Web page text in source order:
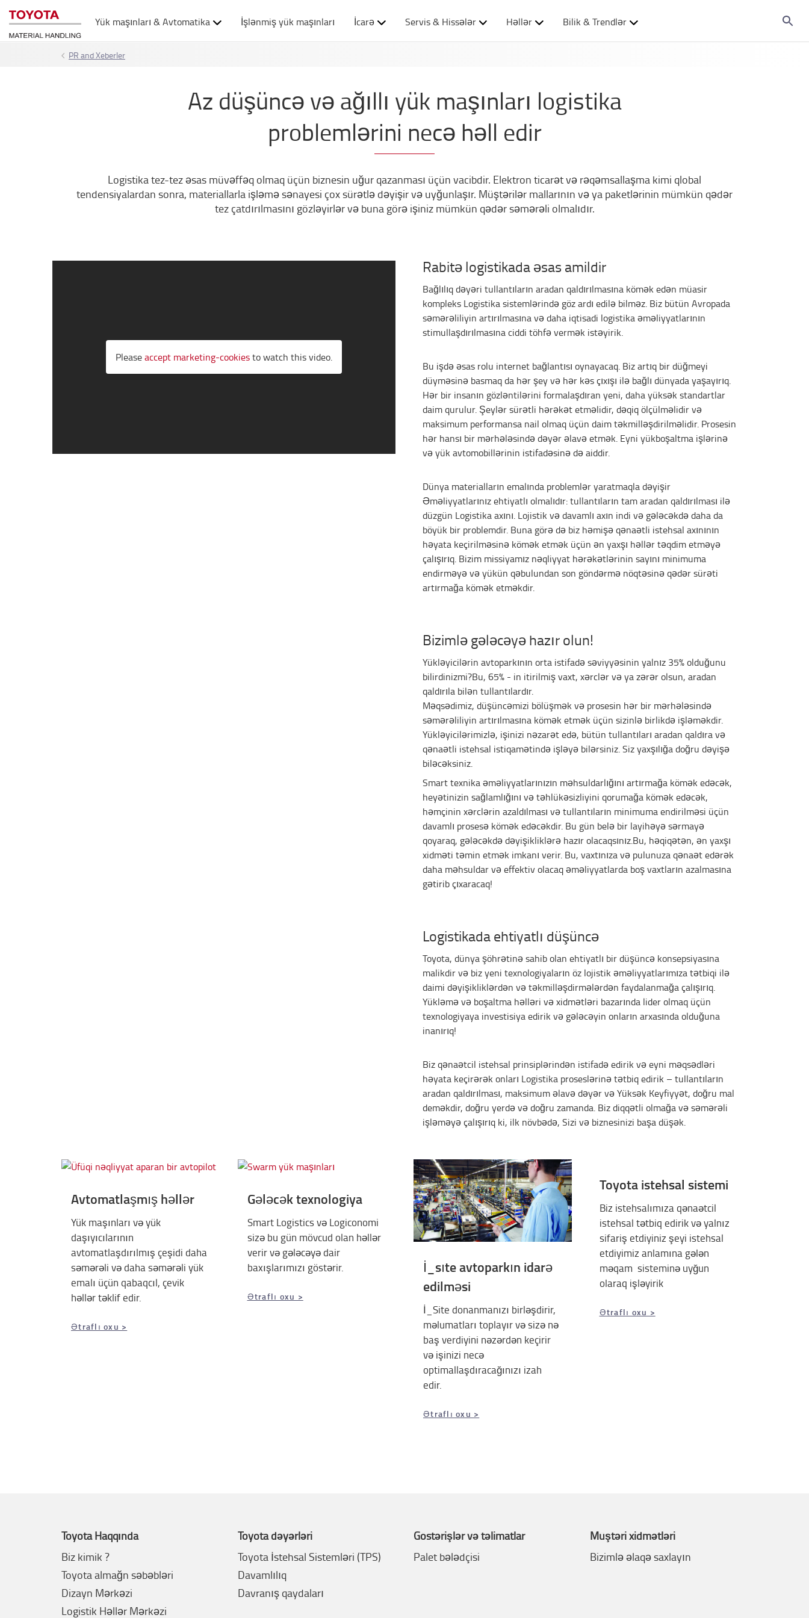
Yük maşınları & Avtomatika İşlənmiş yük maşınları İcarə Servis & Hissələr Həllər Bilik & Trendlər
PR and Xeberler
Az düşüncə və ağıllı yük maşınları logistika
problemlərini necə həll edir
Logistika tez-tez əsas müvəffəq olmaq üçün biznesin uğur qazanması üçün vacibdir. Elektron ticarət və rəqəmsallaşma kimi qlobal
tendensiyalardan sonra, materiallarla işləmə sənayesi çox sürətlə dəyişir və uyğunlaşır. Müştərilər mallarının və ya paketlərinin mümkün qədər
tez çatdırılmasını gözləyirlər və buna görə işiniz mümkün qədər səmərəli olmalıdır.
Pleaseaccept marketing-cookiesto watch this video.
Rabitə logistikada əsas amildir
Bağlılıq dəyəri tullantıların aradan qaldırılmasına kömək edən müasir
kompleks Logistika sistemlərində göz ardı edilə bilməz. Biz bütün Avropada
səmərəliliyin artırılmasına və daha iqtisadi logistika əməliyyatlarının
stimullaşdırılmasına ciddi töhfə vermək istəyirik.
Bu işdə əsas rolu internet bağlantısı oynayacaq. Biz artıq bir düğmeyi
düyməsinə basmaq da hər şey və hər kəs çıxışı ilə bağlı dünyada yaşayırıq.
Hər bir insanın gözləntilərini formalaşdıran yeni, daha yüksək standartlar
daim qurulur. Şeylər sürətli hərəkət etməlidir, dəqiq ölçülməlidir və
maksimum performansa nail olmaq üçün daim təkmilləşdirilməlidir. Prosesin
hər hansı bir mərhələsində dəyər əlavə etmək. Eyni yükboşaltma işlərinə
və yük avtomobillərinin istifadəsinə də aiddir.
Dünya materialların emalında problemlər yaratmaqla dəyişir
Əməliyyatlarınız ehtiyatlı olmalıdır: tullantıların tam aradan qaldırılması ilə
düzgün Logistika axını. Lojistik və davamlı axın indi və gələcəkdə daha da
böyük bir problemdir. Buna görə də biz həmişə qənaətli istehsal axınının
həyata keçirilməsinə kömək etmək üçün ən yaxşı həllər təqdim etməyə
çalışırıq. Bizim missiyamız nəqliyyat hərəkətlərinin sayını minimuma
endirməyə və yükün qəbulundan son göndərmə nöqtəsinə qədər sürəti
artırmağa kömək etməkdir.
Bizimlə gələcəyə hazır olun!
Yükləyicilərin avtoparkının orta istifadə səviyyəsinin yalnız 35% olduğunu
bilirdinizmi?Bu, 65% - in itirilmiş vaxt, xərclər və ya zərər olsun, aradan
qaldırıla bilən tullantılardır.
Məqsədimiz, düşüncəmizi bölüşmək və prosesin hər bir mərhələsində
səmərəliliyin artırılmasına kömək etmək üçün sizinlə birlikdə işləməkdir.
Yükləyicilərimizlə, işinizi nəzarət edə, bütün tullantıları aradan qaldıra və
qənaətli istehsal istiqamətində işləyə bilərsiniz. Siz yaxşılığa doğru dəyişə
biləcəksiniz.
Smart texnika əməliyyatlarınızın məhsuldarlığını artırmağa kömək edəcək,
heyətinizin sağlamlığını və təhlükəsizliyini qorumağa kömək edəcək,
həmçinin xərclərin azaldılması və tullantıların minimuma endirilməsi üçün
davamlı prosesə kömək edəcəkdir. Bu gün belə bir layihəyə sərmayə
qoyaraq, gələcəkdə dəyişikliklərə hazır olacaqsınız.Bu, həqiqətən, ən yaxşı
xidməti təmin etmək imkanı verir. Bu, vaxtınıza və pulunuza qənaət edərək
daha məhsuldar və effektiv olacaq əməliyyatlarda boş vaxtların azalmasına
gətirib çıxaracaq!
Logistikada ehtiyatlı düşüncə
Toyota, dünya şöhrətinə sahib olan ehtiyatlı bir düşüncə konsepsiyasına
malikdir və biz yeni texnologiyaların öz lojistik əməliyyatlarımıza tətbiqi ilə
daimi dəyişikliklərdən və təkmilləşdirmələrdən faydalanmağa çalışırıq.
Yükləmə və boşaltma həlləri və xidmətləri bazarında lider olmaq üçün
texnologiyaya investisiya edirik və gələcəyin onların arxasında olduğuna
inanırıq!
Biz qənaətcil istehsal prinsiplərindən istifadə edirik və eyni məqsədləri
həyata keçirərək onları Logistika proseslərinə tətbiq edirik – tullantıların
aradan qaldırılması, maksimum əlavə dəyər və Yüksək Keyfiyyət, doğru mal
deməkdir, doğru yerdə və doğru zamanda. Biz diqqətli olmağa və səmərəli
işləməyə çalışırıq ki, ilk növbədə, Sizi və biznesinizi başa düşək.
Avtomatlaşmış həllər
Yük maşınları və yük
daşıyıcılarının
avtomatlaşdırılmış çeşidi daha
səmərəli və daha səmərəli yük
emalı üçün qabaqcıl, çevik
həllər təklif edir.
Ətraflı oxu >
Gələcək texnologiya
Smart Logistics və Logiconomi
sizə bu gün mövcud olan həllər
verir və gələcəyə dair
baxışlarımızı göstərir.
Ətraflı oxu >
İ_sıte avtoparkın idarə
edilməsi
İ_Site donanmanızı birləşdirir,
məlumatları toplayır və sizə nə
baş verdiyini nəzərdən keçirir
və işinizi necə
optimallaşdıracağınızı izah
edir.
Ətraflı oxu >
Toyota istehsal sistemi
Biz istehsalımıza qənaətcil
istehsal tətbiq edirik və yalnız
sifariş etdiyiniz şeyi istehsal
etdiyimiz anlamına gələn
məqam sisteminə uyğun
olaraq işləyirik
Ətraflı oxu >
Toyota Haqqında
Biz kimik ?
Toyota almağn səbəbləri
Dizayn Mərkəzi
Logistik Həllər Mərkəzi
Toyota dəyərləri
Toyota İstehsal Sistemləri (TPS)
Davamlılıq
Davranış qaydaları
Göstərişlər və təlimatlar
Palet bələdçisi
Müştəri xidmətləri
Bizimlə əlaqə saxlayın